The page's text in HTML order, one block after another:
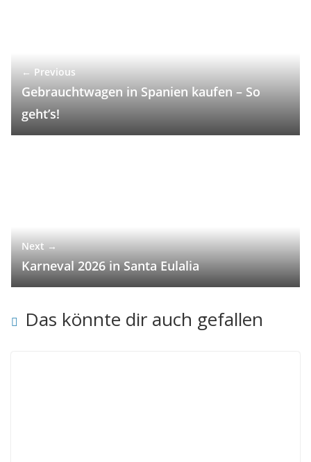
← Previous
Gebrauchtwagen in Spanien kaufen – So
geht’s!
Next →
Karneval 2026 in Santa Eulalia
Das könnte dir auch gefallen